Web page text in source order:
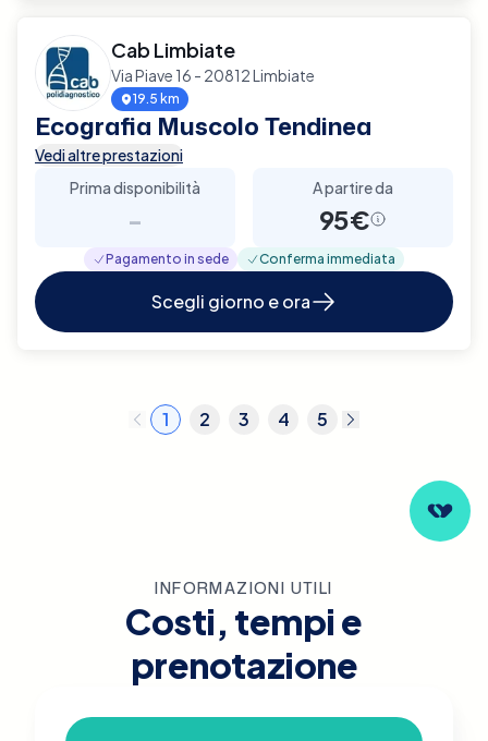
Cab Limbiate
Via Piave 16 - 20812 Limbiate
19.5 km
Ecografia Muscolo Tendinea
Vedi altre prestazioni
Prima disponibilità
-
A partire da
95€
Pagamento in sede Conferma immediata
Scegli giorno e ora
1 2 3 4 5
INFORMAZIONI UTILI
Costi, tempi e
prenotazione